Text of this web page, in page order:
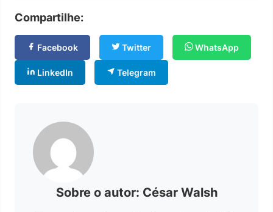
Compartilhe:
Facebook Twitter WhatsApp
LinkedIn Telegram
Sobre o autor: César Walsh